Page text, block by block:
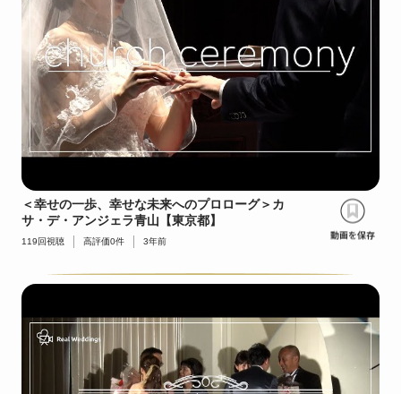
＜幸せの一歩、幸せな未来へのプロローグ＞カ
サ・デ・アンジェラ青山【東京都】
119 回視聴 高評価0件 3年前